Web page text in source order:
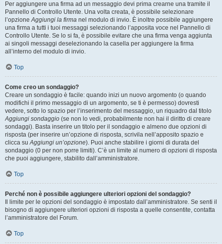
Per aggiungere una firma ad un messaggio devi prima crearne una tramite il
Pannello di Controllo Utente. Una volta creata, è possibile selezionare
l’opzioneAggiungi la firma nel modulo di invio. È inoltre possibile aggiungere
una firma a tutti i tuoi messaggi selezionando l’apposita voce nel Pannello di
Controllo Utente. Se lo si fa, è possibile evitare che una firma venga aggiunta
ai singoli messaggi deselezionando la casella per aggiungere la firma
all’interno del modulo di invio.
Top
Come creo un sondaggio?
Creare un sondaggio è facile: quando inizi un nuovo argomento (o quando
modifichi il primo messaggio di un argomento, se ti è permesso) dovresti
vedere, sotto lo spazio per l’inserimento del messaggio, un riquadro dal titolo
Aggiungi sondaggio (se non lo vedi, probabilmente non hai il diritto di creare
sondaggi). Basta inserire un titolo per il sondaggio e almeno due opzioni di
risposta (per inserire un’opzione di risposta, scrivila nell’apposito spazio e
clicca suAggiungi un’opzione). Puoi anche stabilire i giorni di durata del
sondaggio (0 per non porre limiti). C’è un limite al numero di opzioni di risposta
che puoi aggiungere, stabilito dall’amministratore.
Top
Perché non è possibile aggiungere ulteriori opzioni del sondaggio?
Il limite per le opzioni del sondaggio è impostato dall’amministratore. Se senti il
bisogno di aggiungere ulteriori opzioni di risposta a quelle consentite, contatta
l’amministratore del Forum.
Top